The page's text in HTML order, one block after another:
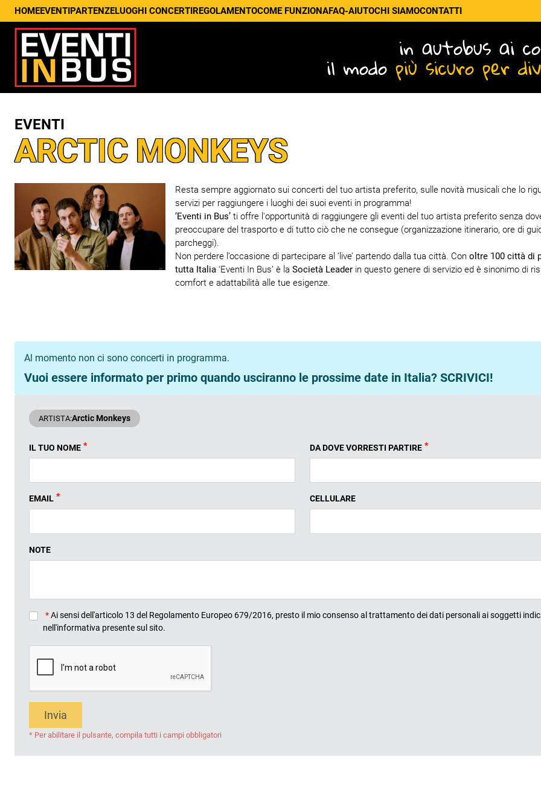
HOMEEVENTIPARTENZELUOGHI CONCERTIREGOLAMENTOCOME FUNZIONAFAQ-AIUTOCHI SIAMOCONTATTI
in autobus ai
il modo più sicuro per
EVENTI
ARCTIC MONKEYS
Resta sempre aggiornato sui concerti del tuo artista preferito, sulle novità musicali che lo
servizi per raggiungere i luoghi dei suoi eventi in programma!
‘Eventi in Bus’ ti offre l'opportunità di raggiungere gli eventi del tuo artista preferito senza
preoccupare del trasporto e di tutto ciò che ne consegue (organizzazione itinerario, ore di
parcheggi).
Non perdere l’occasione di partecipare al ‘live’ partendo dalla tua città. Con oltre 100 città di
tutta Italia ‘Eventi In Bus’ è la Società Leader in questo genere di servizio ed è sinonimo di
comfort e adattabilità alle tue esigenze.
Al momento non ci sono concerti in programma.
Vuoi essere informato per primo quando usciranno le prossime date in Italia? SCRIVICI!
ARTISTA:Arctic Monkeys
IL TUO NOME * DA DOVE VORRESTI PARTIRE *
EMAIL * CELLULARE
NOTE
*Ai sensi dell'articolo 13 del Regolamento Europeo 679/2016, presto il mio consenso al trattamento dei dati personali ai soggetti
nell'informativa presente sul sito.
Invia
* Per abilitare il pulsante, compila tutti i campi obbligatori